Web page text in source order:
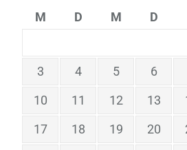
M D M D
3
4 5 6
10
11 12 13
17
18 19 20